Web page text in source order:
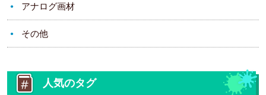
アナログ画材
その他
人気のタグ